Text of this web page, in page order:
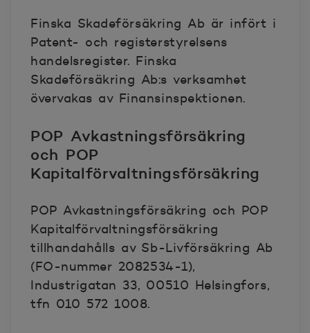
Finska Skadeförsäkring Ab är infört i
Patent- och registerstyrelsens
handelsregister. Finska
Skadeförsäkring Ab:s verksamhet
övervakas av Finansinspektionen.
POP Avkastningsförsäkring
och POP
Kapitalförvaltningsförsäkring
POP Avkastningsförsäkring och POP
Kapitalförvaltningsförsäkring
tillhandahålls av Sb-Livförsäkring Ab
(FO-nummer 2082534-1),
Industrigatan 33, 00510 Helsingfors,
tfn 010 572 1008.